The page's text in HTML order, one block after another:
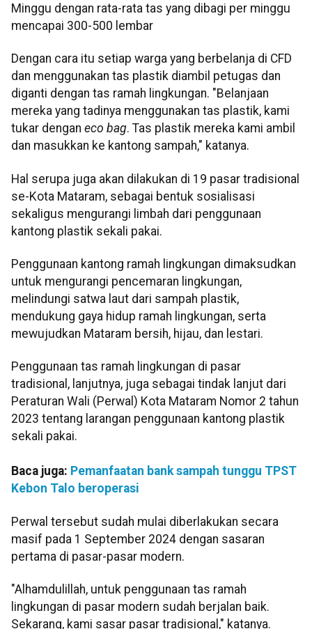
Minggu dengan rata-rata tas yang dibagi per minggu
mencapai 300-500 lembar
Dengan cara itu setiap warga yang berbelanja di CFD
dan menggunakan tas plastik diambil petugas dan
diganti dengan tas ramah lingkungan. "Belanjaan
mereka yang tadinya menggunakan tas plastik, kami
tukar dengan eco bag. Tas plastik mereka kami ambil
dan masukkan ke kantong sampah," katanya.
Hal serupa juga akan dilakukan di 19 pasar tradisional
se-Kota Mataram, sebagai bentuk sosialisasi
sekaligus mengurangi limbah dari penggunaan
kantong plastik sekali pakai.
Penggunaan kantong ramah lingkungan dimaksudkan
untuk mengurangi pencemaran lingkungan,
melindungi satwa laut dari sampah plastik,
mendukung gaya hidup ramah lingkungan, serta
mewujudkan Mataram bersih, hijau, dan lestari.
Penggunaan tas ramah lingkungan di pasar
tradisional, lanjutnya, juga sebagai tindak lanjut dari
Peraturan Wali (Perwal) Kota Mataram Nomor 2 tahun
2023 tentang larangan penggunaan kantong plastik
sekali pakai.
Baca juga: Pemanfaatan bank sampah tunggu TPST
Kebon Talo beroperasi
Perwal tersebut sudah mulai diberlakukan secara
masif pada 1 September 2024 dengan sasaran
pertama di pasar-pasar modern.
"Alhamdulillah, untuk penggunaan tas ramah
lingkungan di pasar modern sudah berjalan baik.
Sekarang, kami sasar pasar tradisional," katanya.